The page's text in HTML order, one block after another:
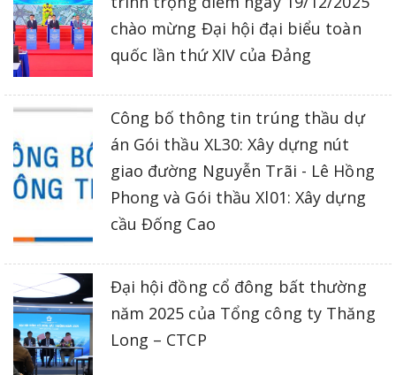
chào mừng Đại hội đại biểu toàn
quốc lần thứ XIV của Đảng
Công bố thông tin trúng thầu dự
án Gói thầu XL30: Xây dựng nút
giao đường Nguyễn Trãi - Lê Hồng
Phong và Gói thầu Xl01: Xây dựng
cầu Đống Cao
Đại hội đồng cổ đông bất thường
năm 2025 của Tổng công ty Thăng
Long – CTCP